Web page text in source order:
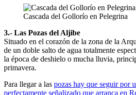
Cascada del Gollorío en Pelegrina
3.- Las Pozas del Aljibe
Situado en el corazón de la zona de la
de un doble salto de agua totalmente
la época de deshielo o mucha lluvia,
primavera.
Para llegar a las pozas hay que seguir por
perfectamente señalizado que arranca en